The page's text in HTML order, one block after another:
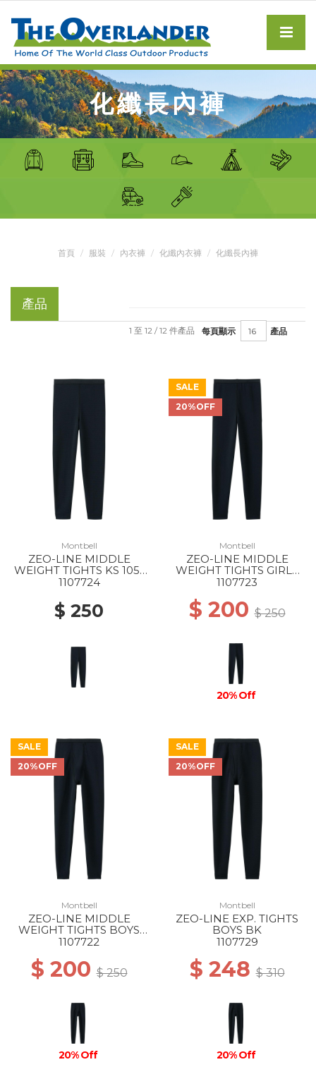
化纖長內褲
首頁 服裝 內衣褲 化纖內衣褲 化纖長內褲
產品
每頁顯示 產品
1 至 12 / 12 件產品
Montbell
ZEO-LINE MIDDLE
WEIGHT TIGHTS KS 105-
120 BK
1107724
$ 250
SALE
20%OFF
Montbell
ZEO-LINE MIDDLE
WEIGHT TIGHTS GIRLS
BK
1107723
$ 200$ 250
20% Off
SALE
20%OFF
Montbell
ZEO-LINE MIDDLE
WEIGHT TIGHTS BOYS
BK
1107722
$ 200$ 250
20% Off
SALE
20%OFF
Montbell
ZEO-LINE EXP. TIGHTS
BOYS BK
1107729
$ 248$ 310
20% Off